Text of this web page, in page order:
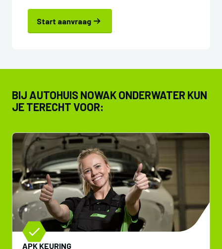
Start aanvraag
BIJ AUTOHUIS NOWAK ONDERWATER KUN
JE TERECHT VOOR:
APK KEURING